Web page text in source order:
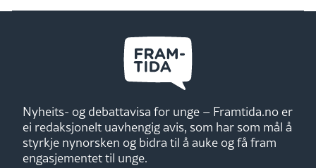
Nyheits- og debattavisa for unge – Framtida.no er
ei redaksjonelt uavhengig avis, som har som mål å
styrkje nynorsken og bidra til å auke og få fram
engasjementet til unge.